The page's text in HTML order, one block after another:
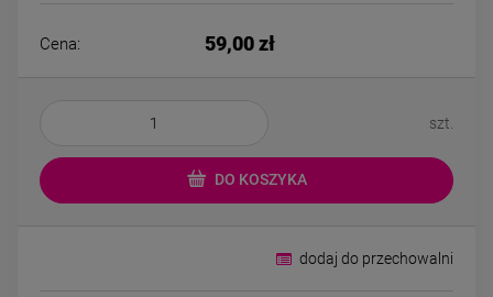
Cena: 59,00 zł
szt.
DO KOSZYKA
dodaj do przechowalni